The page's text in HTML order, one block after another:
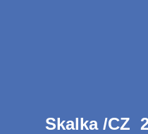
Skalka /CZ